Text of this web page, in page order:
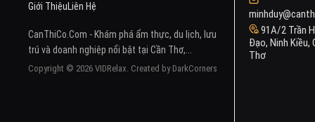
Giới ThiệuLiên Hệ
CanThiCo.Com - Khám phá ẩm thực, du lịch, lưu
trú và doanh nghiệp nổi bật tại Cần Thơ,...
Copyright © 2026 VIDRelax. Created by DarkCorners
91A/2 Trần
Đạo, Ninh Kiều,
Thơ